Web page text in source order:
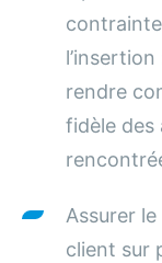
rendre
fidèle des
Assurer
client sur